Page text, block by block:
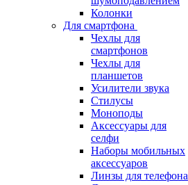
Колонки
Для смартфона
Чехлы для
смартфонов
Чехлы для
планшетов
Усилители звука
Стилусы
Моноподы
Аксессуары для
селфи
Наборы мобильных
аксессуаров
Линзы для телефона